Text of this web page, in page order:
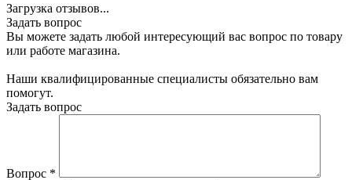
Загрузка отзывов...
Задать вопрос
Вы можете задать любой интересующий вас вопрос по товару
или работе магазина.
Наши квалифицированные специалисты обязательно вам
помогут.
Задать вопрос
Вопрос *